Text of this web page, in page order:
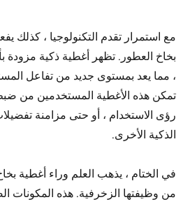
مع استمرار تقدم التكنولوجيا ، كذلك
بخاخ العطور. تظهر أغطية ذكية مزودة
، مما يعد بمستوى جديد من تفاعل
تمكن هذه الأغطية المستخدمين من
رؤى الاستخدام ، أو حتى مزامنة
الذكية الأخرى.
في الختام ، يذهب العلم وراء أغطية
من وظيفتها الزخرفية. هذه المكونات